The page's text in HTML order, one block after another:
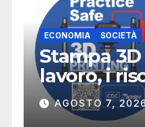
ECONOMIA SOCIETÀ
Stampa
lavoro, i
NIOSH
AGOSTO 7,